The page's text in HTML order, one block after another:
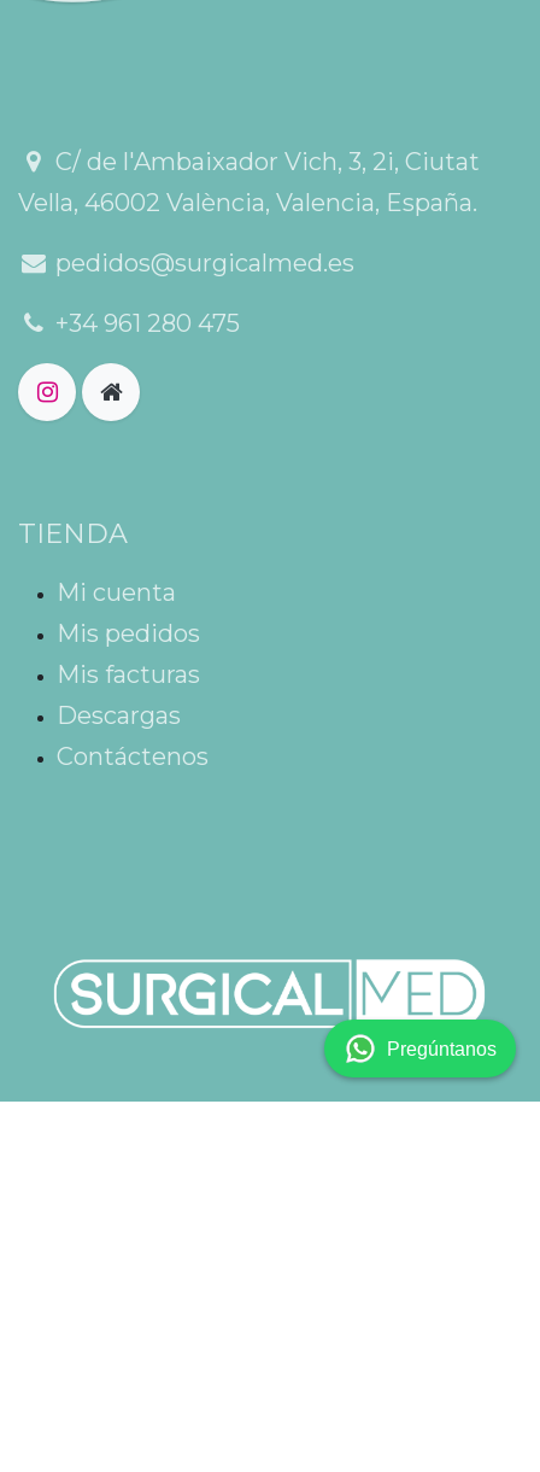
C/ de l'Ambaixador Vich, 3, 2i, Ciutat
Vella, 46002 València, Valencia, España.
pedidos@surgicalmed.es
+34 961 280 475
TIENDA
Mi cuenta
Mis pedidos
Mis facturas
Descargas
Contáctenos
Pregúntanos